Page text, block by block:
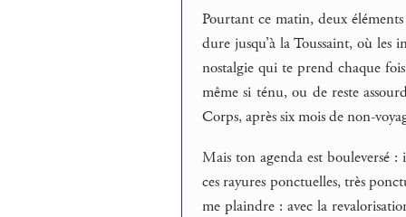
Pourtant ce matin, deux
dure jusqu’à la Toussaint, où les
nostalgie qui te prend chaque
même si ténu, ou de reste
Corps, après six mois de non-
Mais ton agenda est bouleversé
ces rayures ponctuelles, très
me plaindre : avec la